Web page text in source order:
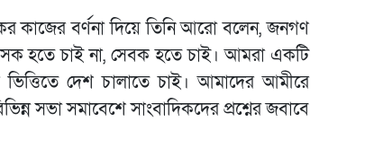
কাজের বর্ণনা দিয়ে তিনি আরো বলেন, জনগণ
হতে চাই না, সেবক হতে চাই। আমরা একটি
দেশ চালাতে চাই। আমাদের আমীরে
সভা সমাবেশে সাংবাদিকদের প্রশ্নের জবাবে